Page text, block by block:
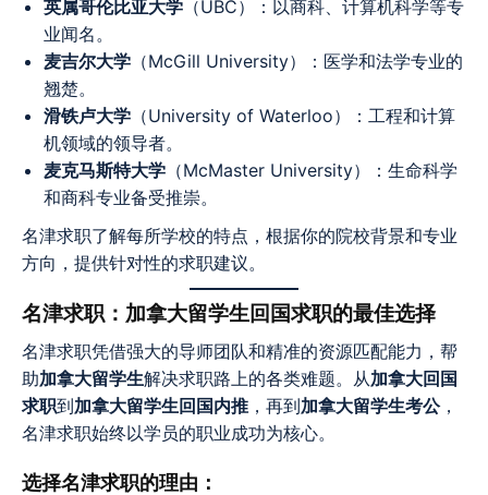
英属哥伦比亚大学 （UBC）：以商科、计算机科学等专
业闻名。
麦吉尔大学 （McGill University）：医学和法学专业的
翘楚。
滑铁卢大学 （University of Waterloo）：工程和计算
机领域的领导者。
麦克马斯特大学 （McMaster University）：生命科学
和商科专业备受推崇。
名津求职了解每所学校的特点，根据你的院校背景和专业
方向，提供针对性的求职建议。
名津求职：加拿大留学生回国求职的最佳选择
名津求职凭借强大的导师团队和精准的资源匹配能力，帮
助加拿大留学生解决求职路上的各类难题。从加拿大回国
求职到加拿大留学生回国内推 ，再到加拿大留学生考公，
名津求职始终以学员的职业成功为核心。
选择名津求职的理由：